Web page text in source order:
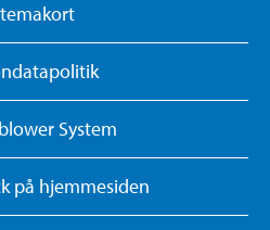
System
på hjemmesiden